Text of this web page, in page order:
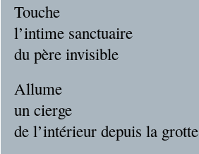
Touche
l’intime sanctuaire
du père invisible
Allume
un cierge
de l’intérieur depuis la grotte